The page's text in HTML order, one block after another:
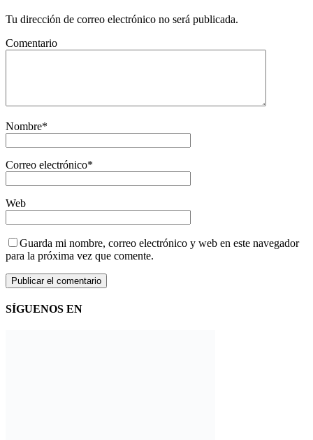
Tu dirección de correo electrónico no será publicada.
Comentario
Nombre*
Correo electrónico*
Web
Guarda mi nombre, correo electrónico y web en este navegador
para la próxima vez que comente.
SÍGUENOS EN